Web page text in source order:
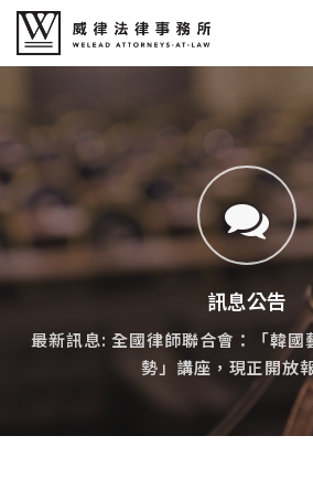
訊息公告
最新訊息: 全國律師聯合會：「韓國
勢」講座，現正開放